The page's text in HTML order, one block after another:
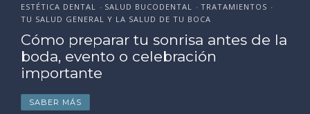
ESTÉTICA DENTAL • SALUD BUCODENTAL • TRATAMIENTOS •
TU SALUD GENERAL Y LA SALUD DE TU BOCA
Cómo preparar tu sonrisa antes de la
boda, evento o celebración
importante
SABER MÁS